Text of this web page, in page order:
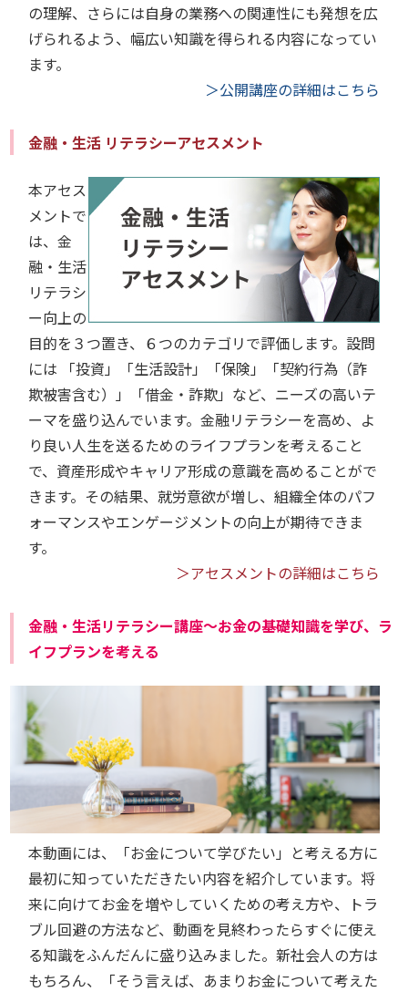
の理解、さらには自身の業務への関連性にも発想を広
げられるよう、幅広い知識を得られる内容になってい
ます。
＞公開講座の詳細はこちら
金融・生活 リテラシーアセスメント
本アセス
メントで
は、金
融・生活
リテラシ
ー向上の
目的を３つ置き、６つのカテゴリで評価します。設問
には 「投資」「生活設計」「保険」「契約行為（詐
欺被害含む）」「借金・詐欺」など、ニーズの高いテ
ーマを盛り込んでいます。金融リテラシーを高め、よ
り良い人生を送るためのライフプランを考えること
で、資産形成やキャリア形成の意識を高めることがで
きます。その結果、就労意欲が増し、組織全体のパフ
ォーマンスやエンゲージメントの向上が期待できま
す。
＞アセスメントの詳細はこちら
金融・生活リテラシー講座～お金の基礎知識を学び、ラ
イフプランを考える
本動画には、「お金について学びたい」と考える方に
最初に知っていただきたい内容を紹介しています。将
来に向けてお金を増やしていくための考え方や、トラ
ブル回避の方法など、動画を見終わったらすぐに使え
る知識をふんだんに盛り込みました。新社会人の方は
もちろん、「そう言えば、あまりお金について考えた